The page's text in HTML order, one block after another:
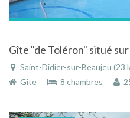
Gîte "de Toléron" situé
Saint-Didier-sur-Beaujeu (23 km),
Gîte
8 chambres